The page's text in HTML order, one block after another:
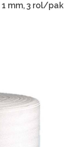
mm, 3 rol/pak